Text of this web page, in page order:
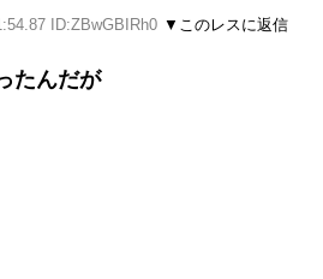
ID:ZBwGBIRh0 ▼このレスに返信
たんだが